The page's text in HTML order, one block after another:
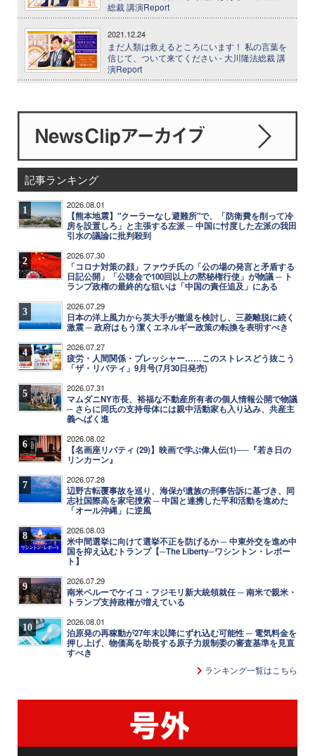
総裁 講演Report
2021.12.24
まだ人類は救えるところにいます！ 私の言葉を
信じて、ついて来てください - 大川隆法総裁 講
演Report
記事ランキング
1 2026.08.01
【熊本地震】"クーラーなし避難所"で、「防衛費を削って冷
房を設置しろ」と主張する左派 ─ 中国に忖度した左派の我田
引水の議論に批判殺到
2 2026.07.30
「コロナ対策の顔」ファウチ氏の「公の場の発言と矛盾する
日記公開」「公聴会で100回以上の黙秘権行使」が物議 ─ ト
ランプ政権の最終的な狙いは「中国の責任追及」にある
3 2026.07.29
日本の洋上風力から英大手が撤退を検討し、三菱離脱に続く
激震 ─ 政府はもう潔くエネルギー政策の転換を表明すべき
4 2026.07.27
疲労・人間関係・プレッシャー……このストレスどう抜こう
「ザ・リバティ」9月号(7月30日発売)
5 2026.07.31
マムダニNY市長、裕福な不動産所有者の個人情報公開で物議
─ さらに同氏の支持母体には親中活動家も入り込み、共産主
義へばく進
6 2026.08.02
【名画座リバティ (29)】映画で学ぶ偉人伝(1)──『若き日の
リンカーン』
7 2026.07.28
辺野古転覆事故を巡り、海保が遺族の刑事告訴に基づき、同
志社国際高を家宅捜索 ─ 中国と連携した平和活動を進めた
「オール沖縄」に逆風
8 2026.08.03
米中間選挙に向けて選挙不正を防げるか ─ 中東外交を進め中
国を抑え込むトランプ【─The Liberty─ワシントン・レポー
ト】
9 2026.07.29
南米ペルーでケイコ・フジモリ新大統領就任 ─ 南米で親米・
トランプ支持政権が増えている
10 2026.08.01
泊原発の再稼動が27年末以降にずれ込む可能性 ─ 電気料金を
押し上げ、物価高を助長する原子力規制委の審査基準を見直
すべき
ランキング一覧はこちら